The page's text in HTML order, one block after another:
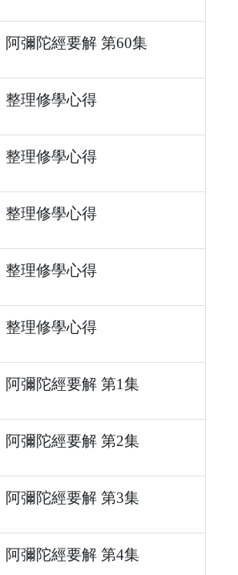
阿彌陀經要解 第60集
整理修學心得
整理修學心得
整理修學心得
整理修學心得
整理修學心得
阿彌陀經要解 第1集
阿彌陀經要解 第2集
阿彌陀經要解 第3集
阿彌陀經要解 第4集